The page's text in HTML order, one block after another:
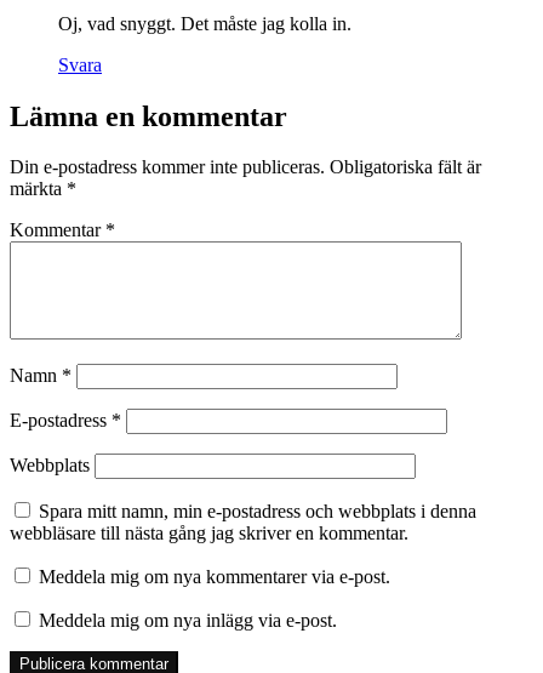
Oj, vad snyggt. Det måste jag kolla in.
Svara
Lämna en kommentar
Din e-postadress kommer inte publiceras. Obligatoriska fält är
märkta *
Kommentar *
Namn *
E-postadress *
Webbplats
Spara mitt namn, min e-postadress och webbplats i denna
webbläsare till nästa gång jag skriver en kommentar.
Meddela mig om nya kommentarer via e-post.
Meddela mig om nya inlägg via e-post.